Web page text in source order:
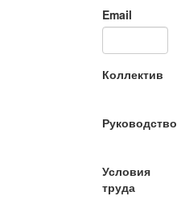
Email
Коллектив
Руководство
Условия
труда